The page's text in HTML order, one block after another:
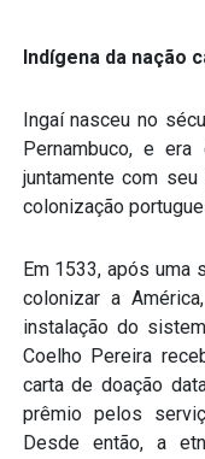
Indígena da nação
Ingaí nasceu no
Pernambuco, e
juntamente com
colonização
Em 1533, após uma
colonizar a
instalação do
Coelho Pereira
carta de doação
prêmio pelos
Desde então, a